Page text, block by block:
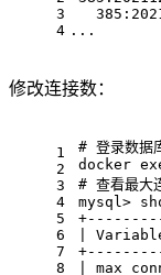
3
4 ...
修改连接数：
1
2
3
4
5
6
7
8
# 登录数据
docker
# 查看最大
mysql>
|
|